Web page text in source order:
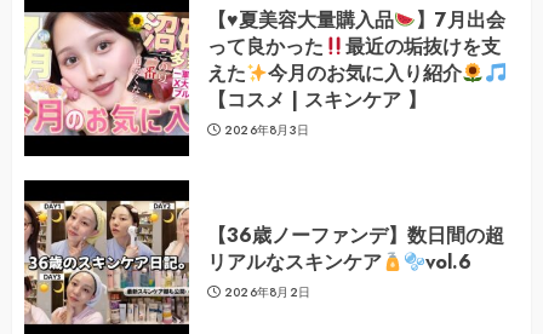
【♥️夏美容大量購入品
】7月出会
って良かった
最近の垢抜けを支
えた
今月のお気に入り紹介
【コスメ | スキンケア 】
2026年8月3日
【36歳ノーファンデ】数日間の超
リアルなスキンケア
vol.6
2026年8月2日